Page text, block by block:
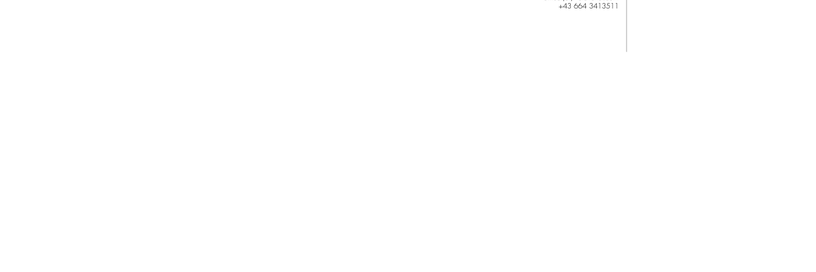
+43 664 3413511